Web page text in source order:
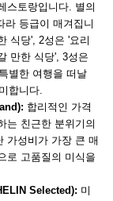
스토랑입니다. 별의
라 등급이 매겨집니
식당', 2성은 '요리
만한 식당', 3성은
별한 여행을 떠날
합니다.
합리적인 가격
는 친근한 분위기의
가성비가 가장 큰 매
로 고품질의 미식을
Selected): 미